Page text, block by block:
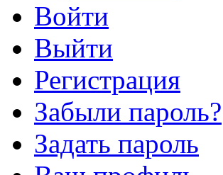
Войти
Выйти
Регистрация
Забыли пароль?
Задать пароль